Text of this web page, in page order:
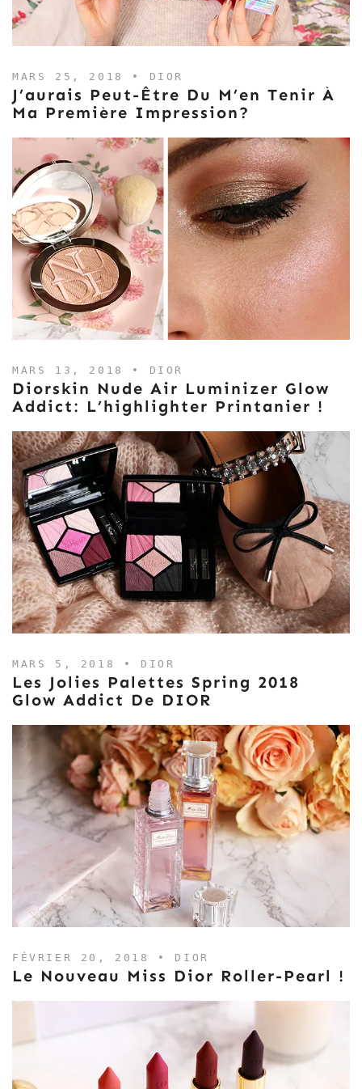
MARS 25, 2018 • DIOR
J’aurais Peut-Être Du M’en Tenir À
Ma Première Impression?
MARS 13, 2018 • DIOR
Diorskin Nude Air Luminizer Glow
Addict: L’highlighter Printanier !
MARS 5, 2018 • DIOR
Les Jolies Palettes Spring 2018
Glow Addict De DIOR
FÉVRIER 20, 2018 • DIOR
Le Nouveau Miss Dior Roller-Pearl !